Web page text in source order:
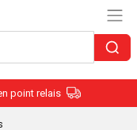
point relais